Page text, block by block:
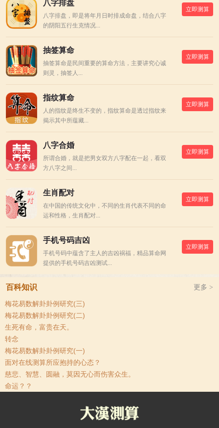
八字排盘
八字排盘，即是将年月日时排成命盘，结合八字
的阴阳五行生克情况...
立即测算
抽签算命
抽签算命是民间重要的算命方法，主要讲究心诚
则灵，抽签人...
立即测算
指纹算命
人的指纹是终生不变的，指纹算命是透过指纹来
揭示其中所蕴藏...
立即测算
八字合婚
所谓合婚，就是把男女双方八字配在一起，看双
方八字之间...
立即测算
生肖配对
在中国的传统文化中，不同的生肖代表不同的命
运和性格，生肖配对...
立即测算
手机号码吉凶
手机号码中蕴含了主人的吉凶祸福，精品算命网
提供的手机号码吉凶测试...
立即测算
百科知识 更多 >
梅花易数解卦卦例研究(三)
梅花易数解卦卦例研究(二)
生死有命，富贵在天。
转念
梅花易数解卦卦例研究(一)
面对在线测算所应抱持的心态？
慈悲、智慧、圆融，莫因无心而伤害众生。
命运？？